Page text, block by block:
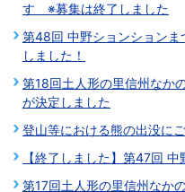
す ※募集は終了しました
第48回 中野ションション
しました！
第18回土人形の里信州なか
が決定しました
登山等における熊の出没に
【終了しました】第47回
第17回土人形の里信州なか